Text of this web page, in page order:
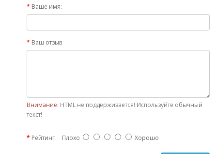
Ваше имя:
Ваш отзыв
Внимание: HTML не поддерживается! Используйте обычный
текст!
Рейтинг Плохо Хорошо